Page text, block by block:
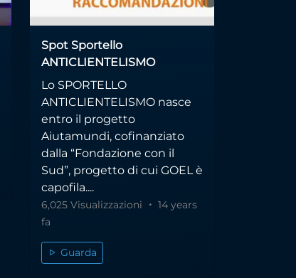
Spot Sportello
ANTICLIENTELISMO
Lo SPORTELLO
ANTICLIENTELISMO nasce
entro il progetto
Aiutamundi, cofinanziato
dalla “Fondazione con il
Sud”, progetto di cui GOEL è
capofila....
6,025 Visualizzazioni
14 years
fa
Guarda